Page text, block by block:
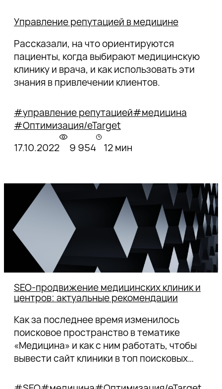
Управление репутацией в медицине
Рассказали, на что ориентируются
пациенты, когда выбирают медицинскую
клинику и врача, и как использовать эти
знания в привлечении клиентов.
#управление репутацией#медицина
#Оптимизация/eTarget
17.10.2022
9 954 12 мин
SEO-продвижение медицинских клиник и
центров: актуальные рекомендации
Как за последнее время изменилось
поисковое пространство в тематике
«Медицина» и как с ним работать, чтобы
вывести сайт клиники в топ поисковых
Спасибо!
Наш специалист свяжется с вами в
ближайшее время.
тщательно отобранную экспертную